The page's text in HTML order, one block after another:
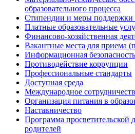
образовательного процесса
Стипендии и меры поддержки
Платные образовательные
Финансово-хозяйственная
Вакантные места для приема
Информационная безопасность
Противодействие коррупции
Профессиональные стандарты
Доступная среда
Международное
Организация питания в
Наставничество
Программа просветительской
родителей